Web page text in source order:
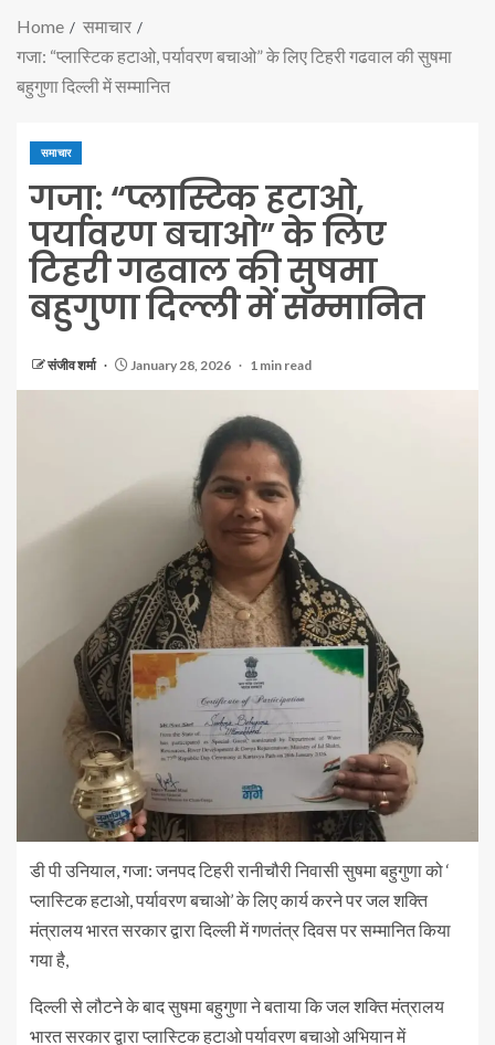
Home
समाचार
गजा: “प्लास्टिक हटाओ, पर्यावरण बचाओ” के लिए टिहरी गढवाल की सुषमा
बहुगुणा दिल्ली में सम्मानित
समाचार
गजा: “प्लास्टिक हटाओ,
पर्यावरण बचाओ” के लिए
टिहरी गढवाल की सुषमा
बहुगुणा दिल्ली में सम्मानित
संजीव शर्मा January 28, 2026 1 min read
डी पी उनियाल, गजा: जनपद टिहरी रानीचौरी निवासी सुषमा बहुगुणा को ‘
प्लास्टिक हटाओ, पर्यावरण बचाओ’ के लिए कार्य करने पर जल शक्ति
मंत्रालय भारत सरकार द्वारा दिल्ली में गणतंत्र दिवस पर सम्मानित किया
गया है,
दिल्ली से लौटने के बाद सुषमा बहुगुणा ने बताया कि जल शक्ति मंत्रालय
भारत सरकार द्वारा प्लास्टिक हटाओ पर्यावरण बचाओ अभियान में